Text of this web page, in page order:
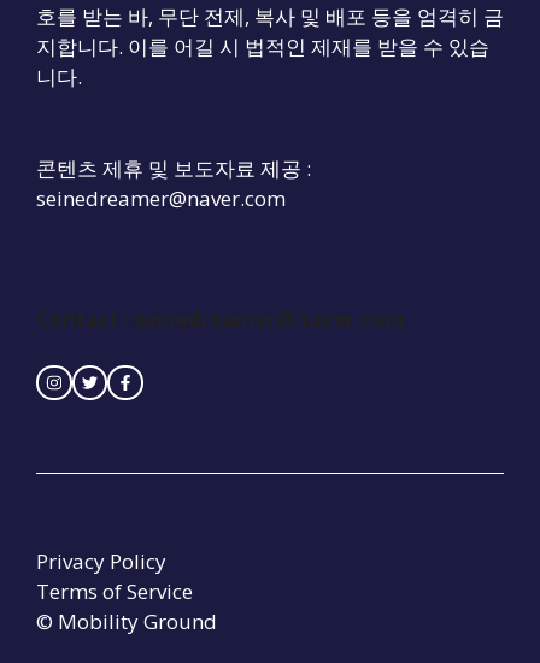
호를 받는 바, 무단 전제, 복사 및 배포 등을 엄격히 금
지합니다. 이를 어길 시 법적인 제재를 받을 수 있습
니다.
콘텐츠 제휴 및 보도자료 제공 :
seinedreamer@naver.com
Contact : seinedreamer@naver.com
© Mobility Ground
Privacy Policy
Terms of Service